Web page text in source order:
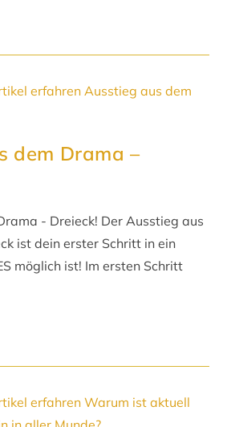
dem Drama –
- Dreieck! Der Ausstieg aus
ist dein erster Schritt in ein
möglich ist! Im ersten Schritt